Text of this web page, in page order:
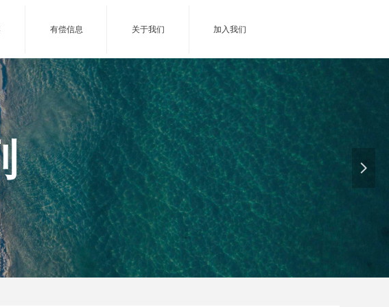
有偿信息 关于我们 加入我们
넲